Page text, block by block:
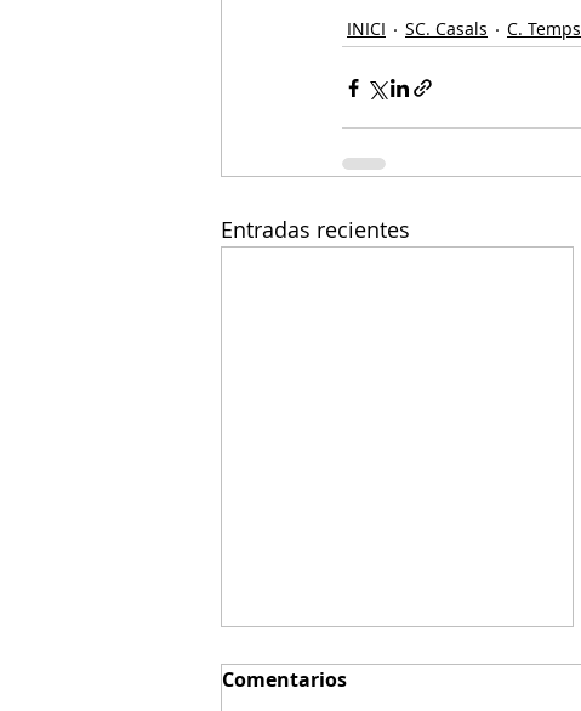
INICI SC. Casals C.
Entradas recientes
Comentarios